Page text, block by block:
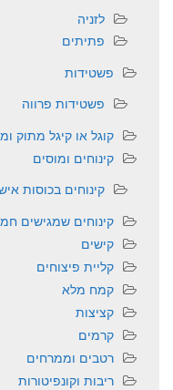
לזניה
פתיתים
פשטידות
פשטידות פרווה
קוגל או קיגל מתוק
קינוחים ומוסים
קינוחים בכוסות
קינוחים שמגישים
קישים
קליית פיצוחים
קמח מלא
קציצות
קרמים
רטבים וממרחים
ריבות וקונפיטורות